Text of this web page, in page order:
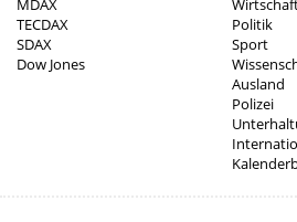
MDAX
TECDAX
SDAX
Dow Jones
Politik
Sport
Ausland
Polizei